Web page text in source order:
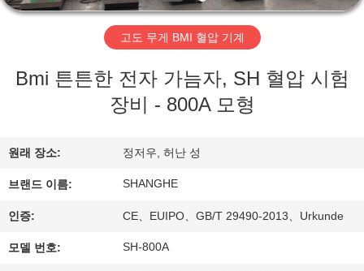
디
우
리
에
고도 무게 BMI 혈압 기계
Bmi 튼튼한 전자 가늠자, SH 혈압 시험
장비 - 800A 모형
원래 장소: 정저우, 허난 성
브랜드 이름: SHANGHE
인증: CE、EUIPO、GB/T 29490-2013、Urkunde
모델 번호: SH-800A